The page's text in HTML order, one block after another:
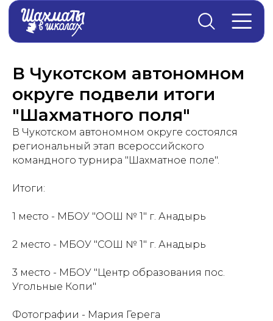
В Чукотском автономном
округе подвели итоги
"Шахматного поля"
В Чукотском автономном округе состоялся
региональный этап всероссийского
командного турнира "Шахматное поле".
Итоги:
1 место - МБОУ "ООШ № 1" г. Анадырь
2 место - МБОУ "СОШ № 1" г. Анадырь
3 место - МБОУ "Центр образования пос.
Угольные Копи"
Фотографии - Мария Герега